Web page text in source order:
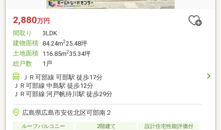
2,880万円
間取り
3LDK
建物面積 84.24m225.48坪
土地面積 116.85m2 35.34坪
総戸数
1戸
ＪＲ可部線 可部駅 徒歩17分
ＪＲ可部線 中島駅 徒歩12分
ＪＲ可部線 河戸帆待川駅 徒歩29分
広島県広島市安佐北区可部南２
ルーフバルコニー 2階建て
設計住宅性能評価付